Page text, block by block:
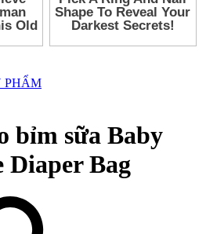
PHẨM
bỉm sữa Baby
Diaper Bag